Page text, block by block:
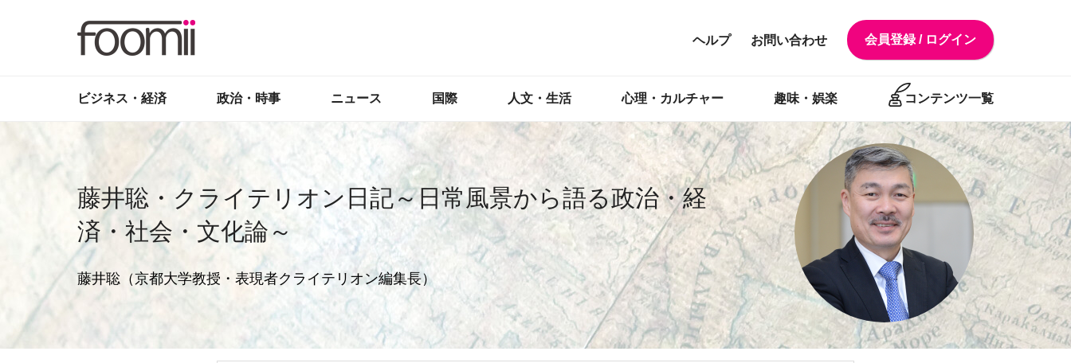
会員登録 / ログイン
お問い合わせ
ヘルプ
ビジネス・経済 政治・時事 ニュース 国際 人文・生活 心理・カルチャー 趣味・娯楽 コンテンツ一覧
藤井聡・クライテリオン日記～日常風景から語る政治・経
済・社会・文化論～
藤井聡（京都大学教授・表現者クライテリオン編集長）